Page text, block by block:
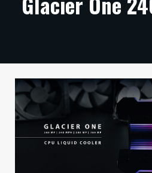
ARTIKKELIT
TECHBBS
TIETOA
HINTA.FI
KAUPPA